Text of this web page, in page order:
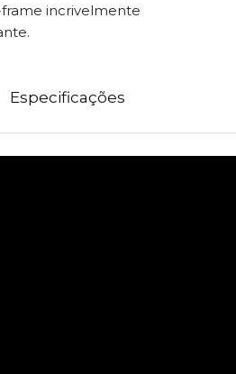
incrivelmente
Especificações